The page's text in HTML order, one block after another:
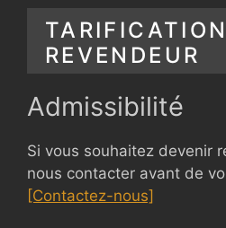
TARIFICATION
REVENDEUR
Admissibilité
Si vous souhaitez devenir
nous contacter avant de
[Contactez-nous]